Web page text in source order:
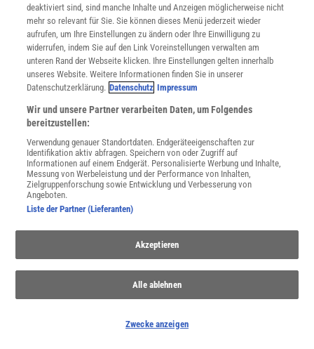
NACH OBEN
Für Sie im Spektrum-Shop und am Kiosk:
WEITERE NEUERSCHEINUNGEN
deaktiviert sind, sind manche Inhalte und Anzeigen möglicherweise nicht
mehr so relevant für Sie. Sie können dieses Menü jederzeit wieder
aufrufen, um Ihre Einstellungen zu ändern oder Ihre Einwilligung zu
widerrufen, indem Sie auf den Link Voreinstellungen verwalten am
unteren Rand der Webseite klicken. Ihre Einstellungen gelten innerhalb
unseres Website. Weitere Informationen finden Sie in unserer
Datenschutzerklärung. Datenschutz Impressum
Wir und unsere Partner verarbeiten Daten, um Folgendes
bereitzustellen:
Verwendung genauer Standortdaten. Endgeräteeigenschaften zur
Identifikation aktiv abfragen. Speichern von oder Zugriff auf
Informationen auf einem Endgerät. Personalisierte Werbung und Inhalte,
Messung von Werbeleistung und der Performance von Inhalten,
Zielgruppenforschung sowie Entwicklung und Verbesserung von
Angeboten.
Liste der Partner (Lieferanten)
Akzeptieren
Alle ablehnen
Zwecke anzeigen